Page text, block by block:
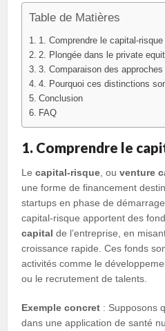
Table de Matières
1. Comprendre le capital-risque
2. Plongée dans le private
3. Comparaison des approches
4. Pourquoi ces distinctions
Conclusion
FAQ
1. Comprendre le
Lecapital-risque , ouventure
une forme de financement
startups en phase de
capital-risque apportent des
capital de l’entreprise, en
croissance rapide. Ces fonds
activités comme le
ou le recrutement de talents.
Exemple concret : Supposons
dans une application de santé